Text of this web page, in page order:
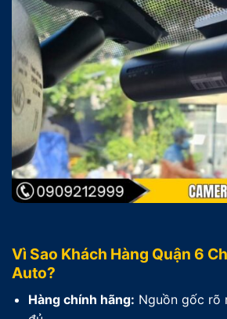
Vì Sao Khách Hàng Quận 6
Auto?
Hàng chính hãng: Nguồn gốc rõ